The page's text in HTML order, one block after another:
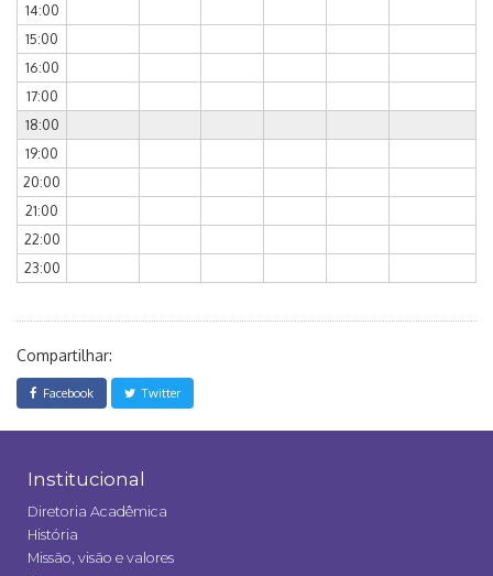
14:00
15:00
16:00
17:00
18:00
19:00
20:00
21:00
22:00
23:00
Compartilhar:
Facebook Twitter
Institucional
Diretoria Acadêmica
História
Missão, visão e valores